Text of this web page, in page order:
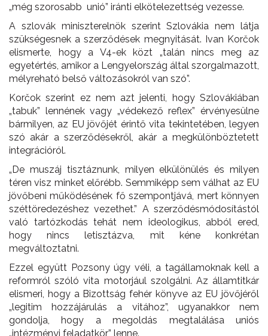
„még szorosabb unió” iránti elkötelezettség vezesse.
A szlovák miniszterelnök szerint Szlovákia nem látja
szükségesnek a szerződések megnyitását. Ivan Korčok
elismerte, hogy a V4-ek közt „talán nincs meg az
egyetértés, amikor a Lengyelország által szorgalmazott,
mélyreható belső változásokról van szó”.
Korčok szerint ez nem azt jelenti, hogy Szlovákiában
„tabuk” lennének vagy „védekező reflex” érvényesülne
bármilyen, az EU jövőjét érintő vita tekintetében, legyen
szó akár a szerződésekről, akár a megkülönböztetett
integrációról.
„De muszáj tisztáznunk, milyen elkülönülés és milyen
téren visz minket előrébb. Semmiképp sem válhat az EU
jövőbeni működésének fő szempontjává, mert könnyen
széttöredezéshez vezethet.” A szerződésmódosítástól
való tartózkodás tehát nem ideologikus, abból ered,
hogy nincs letisztázva, mit kéne konkrétan
megváltoztatni.
Ezzel együtt Pozsony úgy véli, a tagállamoknak kell a
reformról szóló vita motorjául szolgálni. Az államtitkár
elismeri, hogy a Bizottság fehér könyve az EU jövőjéről
„legitim hozzájárulás a vitához”, ugyanakkor nem
gondolja, hogy a megoldás megtalálása uniós
„intézményi feladatkör” lenne.